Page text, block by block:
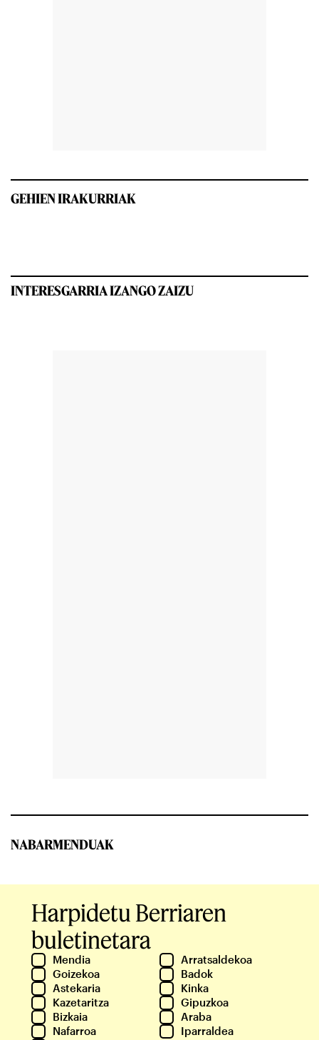
GEHIEN IRAKURRIAK
INTERESGARRIA IZANGO ZAIZU
NABARMENDUAK
Harpidetu Berriaren
buletinetara
Mendia
Arratsaldekoa
Goizekoa
Badok
Astekaria
Kinka
Kazetaritza
Gipuzkoa
Bizkaia
Araba
Nafarroa
Iparraldea